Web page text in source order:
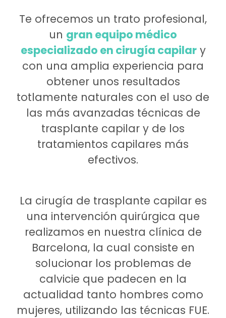
Te ofrecemos un trato profesional,
un gran equipo médico
especializado en cirugía capilary
con una amplia experiencia para
obtener unos resultados
totlamente naturales con el uso de
las más avanzadas técnicas de
trasplante capilar y de los
tratamientos capilares más
efectivos.
La cirugía de trasplante capilar es
una intervención quirúrgica que
realizamos en nuestra clínica de
Barcelona, la cual consiste en
solucionar los problemas de
calvicie que padecen en la
actualidad tanto hombres como
mujeres, utilizando las técnicas FUE.